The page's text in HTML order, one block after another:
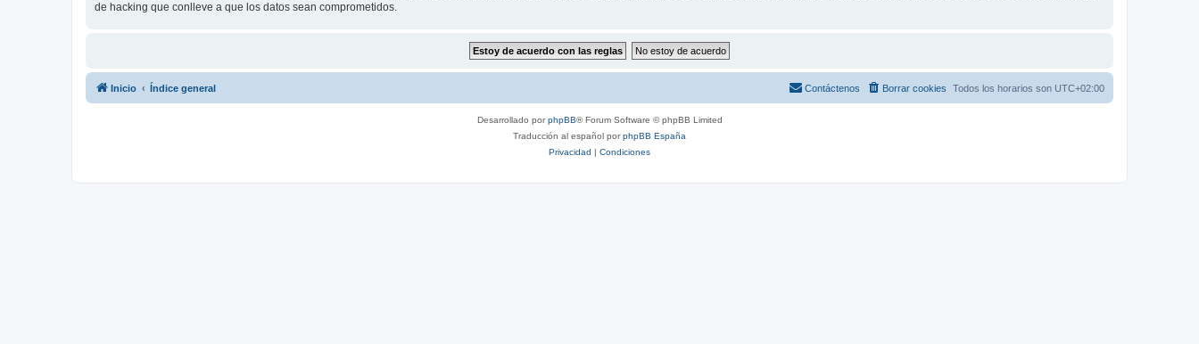
de hacking que conlleve a que los datos sean comprometidos.
Inicio Índice general Todos los horarios son UTC+02:00
Borrar cookies
Contáctenos
Desarrollado porphpBB® Forum Software © phpBB Limited
Traducción al español porphpBB España
Privacidad | Condiciones